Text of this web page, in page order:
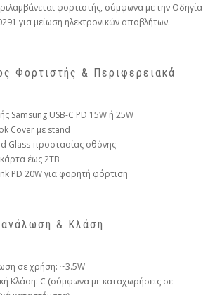
φορτιστής, σύμφωνα με την Οδηγία
για μείωση ηλεκτρονικών αποβλήτων.
Φορτιστής & Περιφερειακά
Samsung USB-C PD 15W ή 25W
Cover με stand
Glass προστασίας οθόνης
έως 2TB
PD 20W για φορητή φόρτιση
& Κλάση
σε χρήση: ~3.5W
Κλάση: C (σύμφωνα με καταχωρήσεις σε